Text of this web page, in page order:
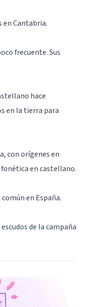
Cantabria.
frecuente. Sus
hace
en la tierra para
con orígenes en
en castellano.
en España.
de la campaña